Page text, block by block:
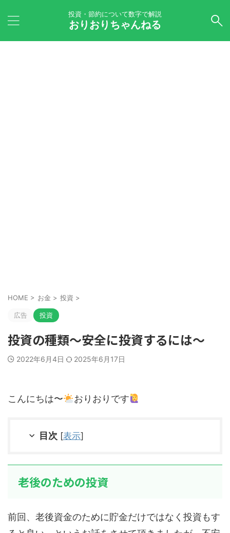
投資・節約について数字で解説
おりおりちゃんねる
HOME > お金 > 投資 >
広告 投資
投資の種類～安全に投資するには～
2022年6月4日 2025年6月17日
こんにちは〜 おりおりです
目次 [表示]
老後のための投資
前回、老後資金のために貯金だけではなく投資もす